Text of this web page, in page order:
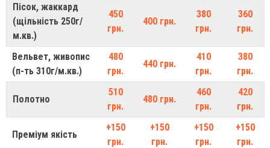
Пісок, жаккард
(щільність 250г/
м.кв.)
450
грн.
400 грн.
380
грн.
360
грн.
Вельвет, живопис
(п-ть 310г/м.кв.)
480
грн.
440 грн.
410
грн.
380
грн.
Полотно
510
грн.
480 грн.
460
грн.
420
грн.
Преміум якість
+150
грн.
+150
грн.
+150
грн.
+150
грн.